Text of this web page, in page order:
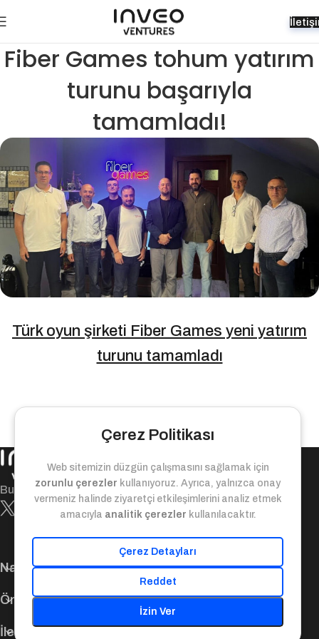
Fiber Games tohum yatırım
turunu başarıyla
tamamladı!
Türk oyun şirketi Fiber Games yeni yatırım
turunu tamamladı
Bugün ile yarın arasındaki değer köprüsü!
Navigasyon
Önemli Bağlantılar
İletişim Bilgileri
Çerez Politikası
Web sitemizin düzgün çalışmasını sağlamak için
zorunlu çerezler kullanıyoruz. Ayrıca, yalnızca onay
vermeniz halinde ziyaretçi etkileşimlerini analiz etmek
amacıyla analitik çerezler kullanılacaktır.
Çerez Detayları
Reddet
İzin Ver